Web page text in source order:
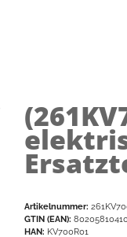
Artikelnummer:
GTIN (EAN):
HAN: KV700R01